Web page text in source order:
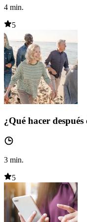
4 min.
5
¿Qué hacer
3 min.
5